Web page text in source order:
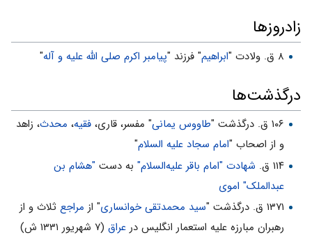
زادروزها
۸ ق. ولادت " ابراهیم" فرزند "پیامبر اکرم صلی الله علیه و آله"
درگذشت‌ها
۱۰۶ ق. درگذشت " طاووس یمانی" مفسر، قارى، فقیه، محدث، زاهد
و از اصحاب "امام سجاد علیه السلام"
۱۱۴ ق.
شهادت "امام باقر علیه‌السلام"به دست "هشام بن
عبدالملک" اموی
۱۳۷۱ ق. درگذشت "
سید محمدتقی خوانساری" از مراجعثلاث و از
رهبران مبارزه علیه استعمار انگلیس در عراق(۷ شهریور ۱۳۳۱ ش)